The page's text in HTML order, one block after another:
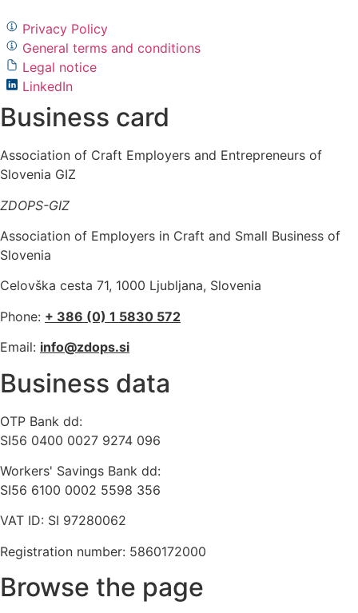
Privacy Policy
General terms and conditions
Legal notice
LinkedIn
Business card
Association of Craft Employers and Entrepreneurs of
Slovenia GIZ
ZDOPS-GIZ
Association of Employers in Craft and Small Business of
Slovenia
Celovška cesta 71, 1000 Ljubljana, Slovenia
Phone: + 386 (0) 1 5830 572
Email: info@zdops.si
Business data
OTP Bank dd:
SI56 0400 0027 9274 096
Workers' Savings Bank dd:
SI56 6100 0002 5598 356
VAT ID: SI 97280062
Registration number: 5860172000
Browse the page